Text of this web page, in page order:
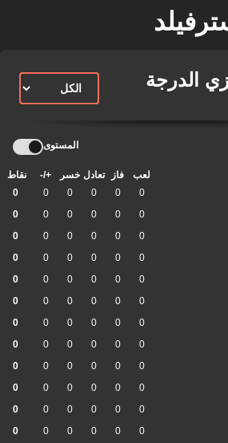
الدرجة
المستوى
لعب فاز تعادل خسر +/- نقاط
0
0
0
0
0
0
0
0
0
0
0
0
0
0
0
0
0
0
0
0
0
0
0
0
0
0
0
0
0
0
0
0
0
0
0
0
0
0
0
0
0
0
0
0
0
0
0
0
0
0
0
0
0
0
0
0
0
0
0
0
0
0
0
0
0
0
0
0
0
0
0
0